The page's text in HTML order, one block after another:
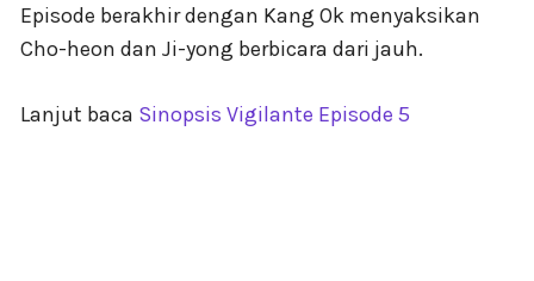
Episode berakhir dengan Kang Ok menyaksikan
Cho-heon dan Ji-yong berbicara dari jauh.
Lanjut baca Sinopsis Vigilante Episode 5